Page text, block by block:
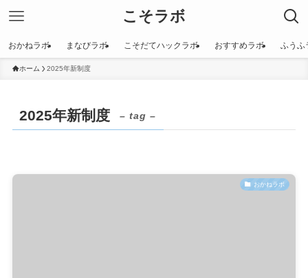
こそラボ
おかねラボ まなびラボ こそだてハックラボ おすすめラボ ふうふ
ホーム 2025年新制度
2025年新制度 – tag –
おかねラボ